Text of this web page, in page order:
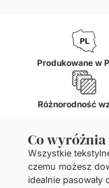
Produkowane w
Różnorodność
Co
Wszystkie
czemu możesz
idealnie